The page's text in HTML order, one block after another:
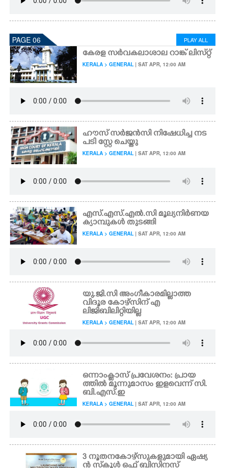
PAGE 06 PLAY ALL
കേരള സർവകലാശാല റാങ്ക് ലിസ്​റ്റ്
KERALA > GENERAL | SAT APR, 12:00 AM
ഹൗസ് സർജൻസി നിഷേധിച്ച നട
പടി സ്റ്റേ ചെയ്തു
KERALA > GENERAL | SAT APR, 12:00 AM
എസ്.എസ്.എൽ.സി മൂല്യനിർണയ
ക്യാമ്പുകൾ തുടങ്ങി
KERALA > GENERAL | SAT APR, 12:00 AM
യു.ജി.സി അംഗീകാരമില്ലാത്ത
വിദൂര കോഴ്സിന് എ
ലിജിബിലിറ്റിയില്ല
KERALA > GENERAL | SAT APR, 12:00 AM
ഒന്നാംക്ളാസ് പ്രവേശനം: പ്രായ
ത്തിൽ മൂന്നുമാസം ഇളവെന്ന് സി.
ബി.എസ്.ഇ
KERALA > GENERAL | SAT APR, 12:00 AM
3 നൂതനകോഴ്സുകളുമായി ഏഷ്യ
ൻ സ്‌കൂൾ ഒഫ് ബിസിനസ്